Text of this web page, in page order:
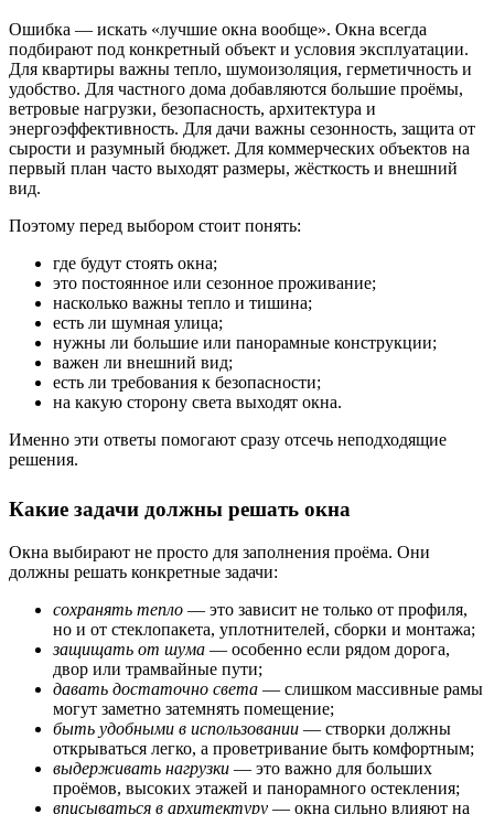
Ошибка — искать «лучшие окна вообще». Окна всегда
подбирают под конкретный объект и условия эксплуатации.
Для квартиры важны тепло, шумоизоляция, герметичность и
удобство. Для частного дома добавляются большие проёмы,
ветровые нагрузки, безопасность, архитектура и
энергоэффективность. Для дачи важны сезонность, защита от
сырости и разумный бюджет. Для коммерческих объектов на
первый план часто выходят размеры, жёсткость и внешний
вид.
Поэтому перед выбором стоит понять:
где будут стоять окна;
это постоянное или сезонное проживание;
насколько важны тепло и тишина;
есть ли шумная улица;
нужны ли большие или панорамные конструкции;
важен ли внешний вид;
есть ли требования к безопасности;
на какую сторону света выходят окна.
Именно эти ответы помогают сразу отсечь неподходящие
решения.
Какие задачи должны решать окна
Окна выбирают не просто для заполнения проёма. Они
должны решать конкретные задачи:
сохранять тепло — это зависит не только от профиля,
но и от стеклопакета, уплотнителей, сборки и монтажа;
защищать от шума — особенно если рядом дорога,
двор или трамвайные пути;
давать достаточно света — слишком массивные рамы
могут заметно затемнять помещение;
быть удобными в использовании — створки должны
открываться легко, а проветривание быть комфортным;
выдерживать нагрузки — это важно для больших
проёмов, высоких этажей и панорамного остекления;
вписываться в архитектуру — окна сильно влияют на